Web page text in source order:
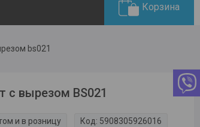
Корзина
bs021
с вырезом BS021
и в розницу Код: 5908305926016